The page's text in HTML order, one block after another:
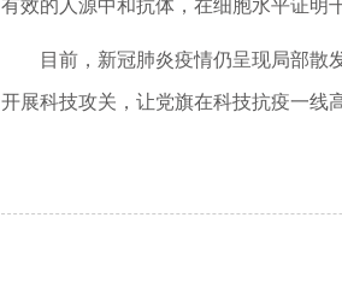
有效的人源中和抗体，在细胞水平证明
目前，新冠肺炎疫情仍呈现局部散
开展科技攻关，让党旗在科技抗疫一线